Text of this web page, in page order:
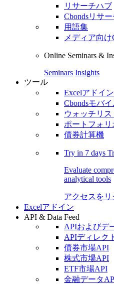
リサーチハブ
Cbondsリサー
用語集
メディア向け
Online Seminars &
Seminars Insights
ツール
Excelアドイン
Cbondsモバ
ウォッチリス
ポートフォリ
債券計算機
Try in 7 days
Evaluate
analytical tools
アクセスをリ
Excelアドイン
API & Data Feed
APIおよびデ
APIディレク
債券市場API
株式市場API
ETF市場API
金融データ